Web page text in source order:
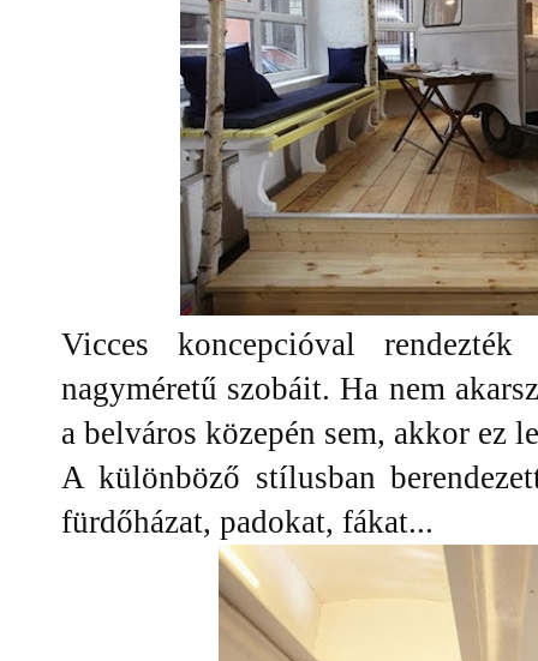
Vicces koncepcióval
nagyméretű szobáit. Ha nem
a belváros közepén sem, akkor ez
A különböző stílusban
fürdőházat, padokat, fákat...